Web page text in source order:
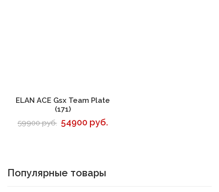
В корзину
ELAN ACE Gsx Team Plate
(171)
59900 руб. 54900 руб.
Популярные товары